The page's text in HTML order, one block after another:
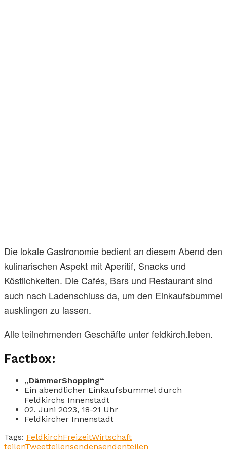
Die lokale Gastronomie bedient an diesem Abend den
kulinarischen Aspekt mit Aperitif, Snacks und
Köstlichkeiten. Die Cafés, Bars und Restaurant sind
auch nach Ladenschluss da, um den Einkaufsbummel
ausklingen zu lassen.
Alle teilnehmenden Geschäfte unter feldkirch.leben.
Factbox:
„DämmerShopping“
Ein abendlicher Einkaufsbummel durch
Feldkirchs Innenstadt
02. Juni 2023, 18-21 Uhr
Feldkircher Innenstadt
Tags: FeldkirchFreizeitWirtschaft
teilenTweetteilensendensendenteilen